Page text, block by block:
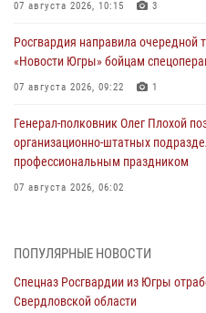
07 августа 2026, 10:15 3
Росгвардия направила очередной
«Новости Югры» бойцам
07 августа 2026, 09:22 1
Генерал-полковник Олег Плохой
организационно-штатных
профессиональным праздником
07 августа 2026, 06:02
Военнослужащие Росгвардии
ПОПУЛЯРНЫЕ НОВОСТИ
Спецназ Росгвардии из Югры
Свердловской области